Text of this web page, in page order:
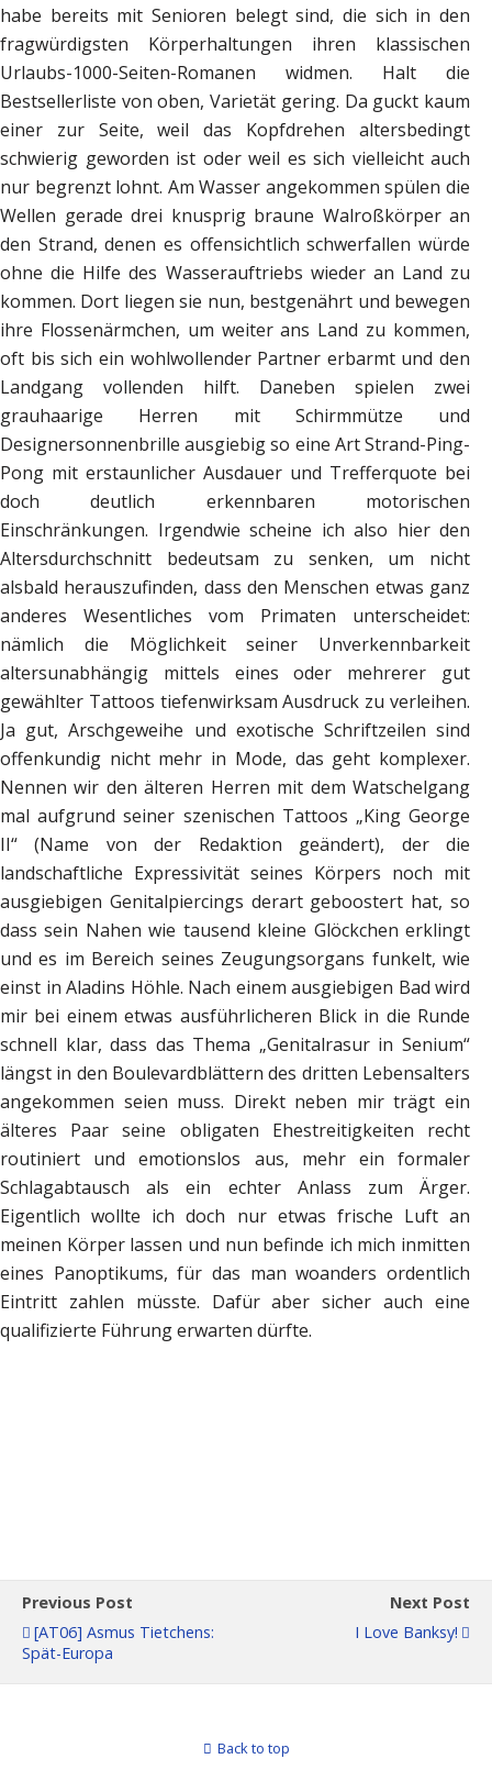
habe bereits mit Senioren belegt sind, die sich in den
fragwürdigsten Körperhaltungen ihren klassischen
Urlaubs-1000-Seiten-Romanen widmen. Halt die
Bestsellerliste von oben, Varietät gering. Da guckt kaum
einer zur Seite, weil das Kopfdrehen altersbedingt
schwierig geworden ist oder weil es sich vielleicht auch
nur begrenzt lohnt. Am Wasser angekommen spülen die
Wellen gerade drei knusprig braune Walroßkörper an
den Strand, denen es offensichtlich schwerfallen würde
ohne die Hilfe des Wasserauftriebs wieder an Land zu
kommen. Dort liegen sie nun, bestgenährt und bewegen
ihre Flossenärmchen, um weiter ans Land zu kommen,
oft bis sich ein wohlwollender Partner erbarmt und den
Landgang vollenden hilft. Daneben spielen zwei
grauhaarige Herren mit Schirmmütze und
Designersonnenbrille ausgiebig so eine Art Strand-Ping-
Pong mit erstaunlicher Ausdauer und Trefferquote bei
doch deutlich erkennbaren motorischen
Einschränkungen. Irgendwie scheine ich also hier den
Altersdurchschnitt bedeutsam zu senken, um nicht
alsbald herauszufinden, dass den Menschen etwas ganz
anderes Wesentliches vom Primaten unterscheidet:
nämlich die Möglichkeit seiner Unverkennbarkeit
altersunabhängig mittels eines oder mehrerer gut
gewählter Tattoos tiefenwirksam Ausdruck zu verleihen.
Ja gut, Arschgeweihe und exotische Schriftzeilen sind
offenkundig nicht mehr in Mode, das geht komplexer.
Nennen wir den älteren Herren mit dem Watschelgang
mal aufgrund seiner szenischen Tattoos „King George
II“ (Name von der Redaktion geändert), der die
landschaftliche Expressivität seines Körpers noch mit
ausgiebigen Genitalpiercings derart geboostert hat, so
dass sein Nahen wie tausend kleine Glöckchen erklingt
und es im Bereich seines Zeugungsorgans funkelt, wie
einst in Aladins Höhle. Nach einem ausgiebigen Bad wird
mir bei einem etwas ausführlicheren Blick in die Runde
schnell klar, dass das Thema „Genitalrasur in Senium“
längst in den Boulevardblättern des dritten Lebensalters
angekommen seien muss. Direkt neben mir trägt ein
älteres Paar seine obligaten Ehestreitigkeiten recht
routiniert und emotionslos aus, mehr ein formaler
Schlagabtausch als ein echter Anlass zum Ärger.
Eigentlich wollte ich doch nur etwas frische Luft an
meinen Körper lassen und nun befinde ich mich inmitten
eines Panoptikums, für das man woanders ordentlich
Eintritt zahlen müsste. Dafür aber sicher auch eine
qualifizierte Führung erwarten dürfte.
Previous Post
[AT06] Asmus Tietchens:
Spät-Europa
Next Post
I Love Banksy!
Back to top